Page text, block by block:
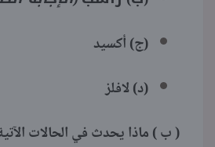
(ج) أكسيد
(د) لافلز
( ب ) ماذا يحدث في الحالات